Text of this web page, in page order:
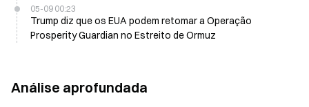
05-09 00:23
Trump diz que os EUA podem retomar a Operação
Prosperity Guardian no Estreito de Ormuz
Análise aprofundada